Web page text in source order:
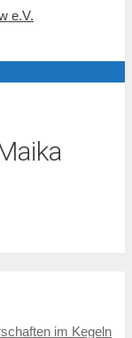
im Kegeln